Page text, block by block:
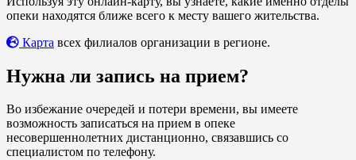
опеки находятся ближе всего к месту вашего жительства.
Карта всех филиалов организации в регионе.
Нужна ли запись на прием?
Во избежание очередей и потери времени, вы имеете
возможность записаться на прием в опеке
несовершеннолетних дистанционно, связавшись со
специалистом по телефону.